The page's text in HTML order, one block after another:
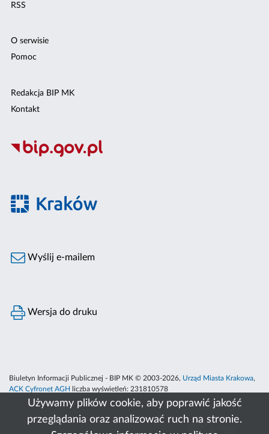
Używamy plików cookie, aby poprawić jakość
przeglądania oraz analizować ruch na stronie.
RSS
O serwisie
Pomoc
Redakcja BIP MK
Kontakt
Wyślij e-mailem
Wersja do druku
Biuletyn Informacji Publicznej - BIP MK © 2003-2026, Urząd Miasta Krakowa,
ACK Cyfronet AGH
liczba wyświetleń: 231810578